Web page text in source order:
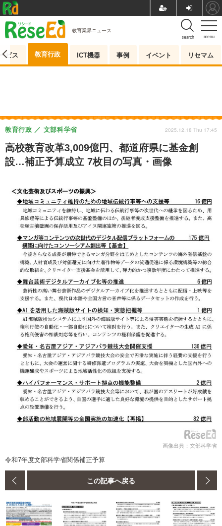
menu
search
教育業界ニュース
ビス 教育行政 ICT機器 事例 イベント リセマム
高校教育改革3,009億円、都道府県に基金創
設…補正予算成立 7枚目の写真・画像
教育行政 文部科学省 2025.12.18 Thu 17:45
画像出典：文部科学省
令和7年度文部科学省関係補正予算
この記事へ戻る